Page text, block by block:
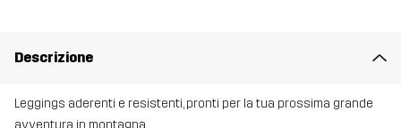
Descrizione
Leggings aderenti e resistenti, pronti per la tua prossima grande